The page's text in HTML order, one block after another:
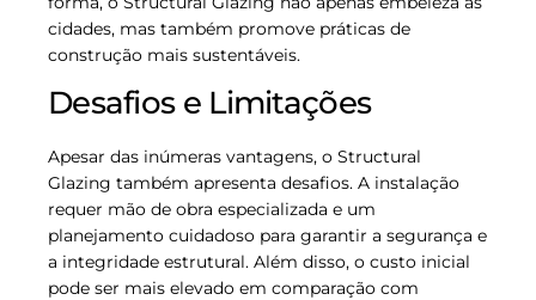
cidades, mas também promove práticas de
construção mais sustentáveis.
Desafios e Limitações
Apesar das inúmeras vantagens, o Structural
Glazing também apresenta desafios. A instalação
requer mão de obra especializada e um
planejamento cuidadoso para garantir a segurança e
a integridade estrutural. Além disso, o custo inicial
pode ser mais elevado em comparação com